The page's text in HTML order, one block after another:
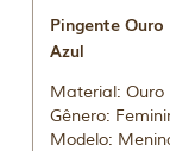
Pingente
Azul
Material: Ouro
Gênero:
Modelo: